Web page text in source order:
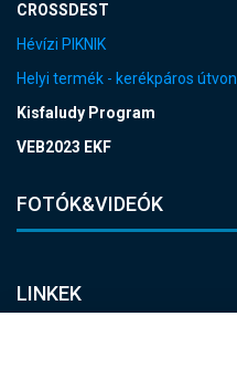
CROSSDEST
Hévízi PIKNIK
Helyi termék - kerékpáros
Kisfaludy Program
VEB2023 EKF
FOTÓK&VIDEÓK
LINKEK